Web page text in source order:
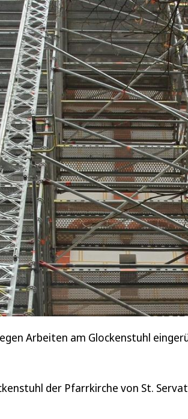
Arbeiten am Glockenstuhl
der Pfarrkirche von St.